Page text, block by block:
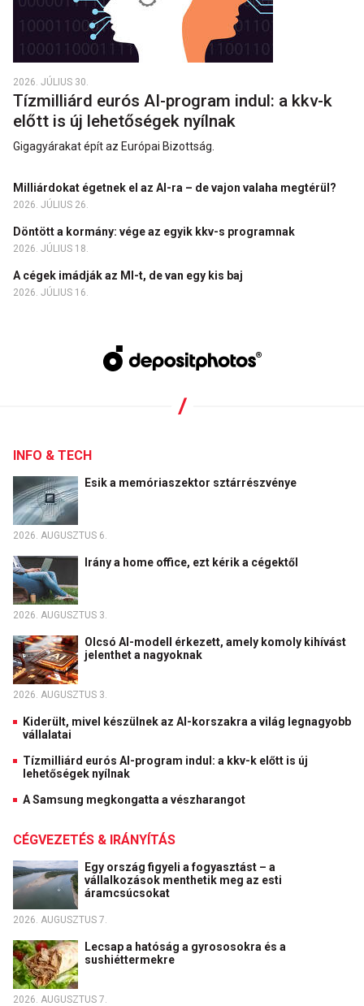
2026. JÚLIUS 30.
Tízmilliárd eurós AI-program indul: a kkv-k
előtt is új lehetőségek nyílnak
Gigagyárakat épít az Európai Bizottság.
Milliárdokat égetnek el az AI-ra – de vajon valaha megtérül?
2026. JÚLIUS 26.
Döntött a kormány: vége az egyik kkv-s programnak
2026. JÚLIUS 18.
A cégek imádják az MI-t, de van egy kis baj
2026. JÚLIUS 16.
INFO & TECH
Esik a memóriaszektor sztárrészvénye
2026. AUGUSZTUS 6.
Irány a home office, ezt kérik a cégektől
2026. AUGUSZTUS 3.
Olcsó AI-modell érkezett, amely komoly kihívást
jelenthet a nagyoknak
2026. AUGUSZTUS 3.
Kiderült, mivel készülnek az AI-korszakra a világ legnagyobb
vállalatai
Tízmilliárd eurós AI-program indul: a kkv-k előtt is új
lehetőségek nyílnak
A Samsung megkongatta a vészharangot
CÉGVEZETÉS & IRÁNYÍTÁS
Egy ország figyeli a fogyasztást – a
vállalkozások menthetik meg az esti
áramcsúcsokat
2026. AUGUSZTUS 7.
Lecsap a hatóság a gyrososokra és a
sushiéttermekre
2026. AUGUSZTUS 7.